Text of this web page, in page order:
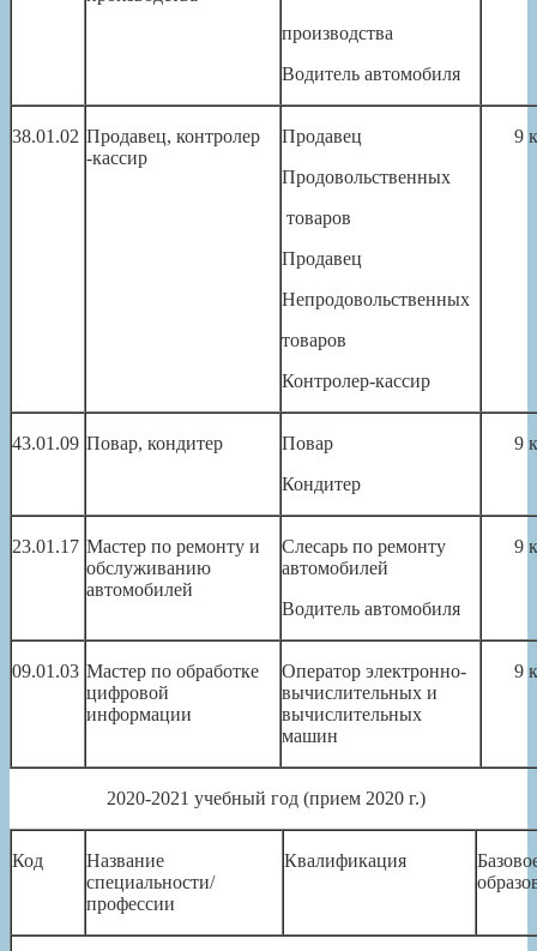
производства
Водитель автомобиля
38.01.02 Продавец, контролер
-кассир
Продавец
Продовольственных
товаров
Продавец
Непродовольственных
товаров
Контролер-кассир
9
43.01.09 Повар, кондитер
Повар
Кондитер
9
23.01.17 Мастер по ремонту и
обслуживанию
автомобилей
Слесарь по ремонту
автомобилей
Водитель автомобиля
9
09.01.03 Мастер по обработке
цифровой
информации
Оператор электронно-
вычислительных и
вычислительных
машин
9
2020-2021 учебный год (прием 2020 г.)
Код
Название
специальности/
профессии
Квалификация